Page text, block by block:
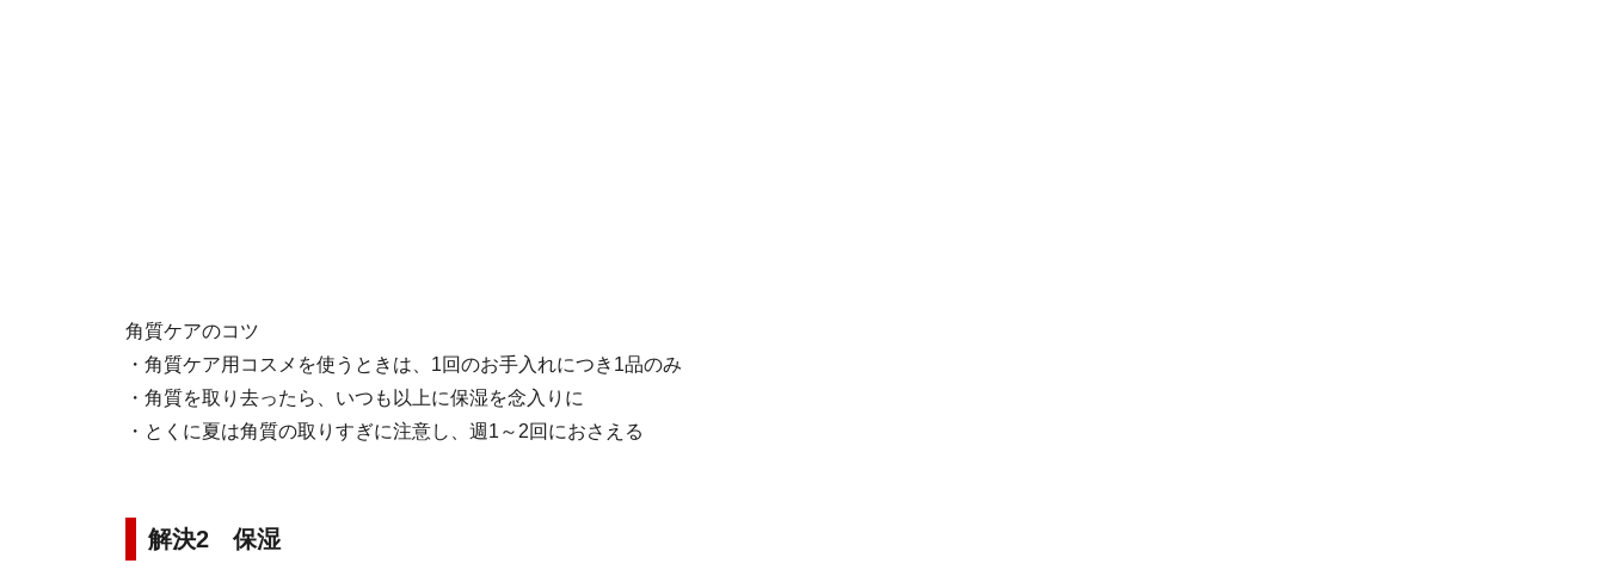
角質ケアのコツ
・角質ケア用コスメを使うときは、1回のお手入れにつき1品のみ
・角質を取り去ったら、いつも以上に保湿を念入りに
・とくに夏は角質の取りすぎに注意し、週1～2回におさえる
解決2 保湿